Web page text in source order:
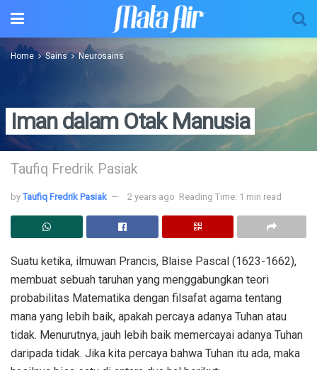
Home Sains Neurosains
Iman dalam Otak Manusia
Taufiq Fredrik Pasiak
by Taufiq Fredrik Pasiak 2 years ago Reading Time: 1 min read
Suatu ketika, ilmuwan Prancis, Blaise Pascal (1623-1662),
membuat sebuah taruhan yang menggabungkan teori
probabilitas Matematika dengan filsafat agama tentang
mana yang lebih baik, apakah percaya adanya Tuhan atau
tidak. Menurutnya, jauh lebih baik memercayai adanya Tuhan
daripada tidak. Jika kita percaya bahwa Tuhan itu ada, maka